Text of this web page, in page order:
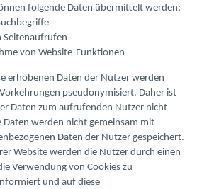
folgende Daten übermittelt werden:
Seitenaufrufen
von Website-Funktionen
erhobenen Daten der Nutzer werden
pseudonymisiert. Daher ist
Daten zum aufrufenden Nutzer nicht
Daten werden nicht gemeinsam mit
Daten der Nutzer gespeichert.
Website werden die Nutzer durch einen
Verwendung von Cookies zu
und auf diese